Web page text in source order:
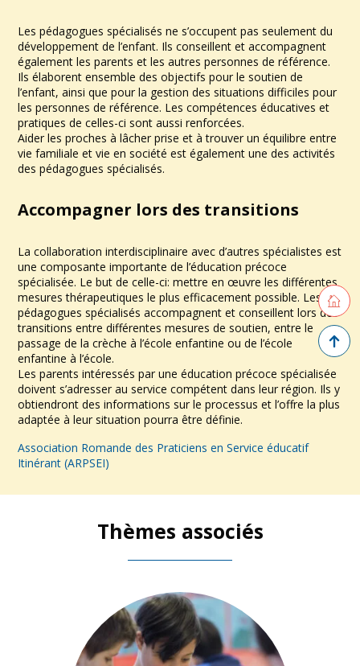
Les pédagogues spécialisés ne s’occupent pas seulement du
développement de l’enfant. Ils conseillent et accompagnent
également les parents et les autres personnes de référence.
Ils élaborent ensemble des objectifs pour le soutien de
l’enfant, ainsi que pour la gestion des situations difficiles pour
les personnes de référence. Les compétences éducatives et
pratiques de celles-ci sont aussi renforcées.
Aider les proches à lâcher prise et à trouver un équilibre entre
vie familiale et vie en société est également une des activités
des pédagogues spécialisés.
Accompagner lors des transitions
La collaboration interdisciplinaire avec d’autres spécialistes est
une composante importante de l’éducation précoce
spécialisée. Le but de celle-ci: mettre en œuvre les différentes
mesures thérapeutiques le plus efficacement possible. Les
pédagogues spécialisés accompagnent et conseillent lors des
transitions entre différentes mesures de soutien, entre le
passage de la crèche à l’école enfantine ou de l’école
enfantine à l’école.
Les parents intéressés par une éducation précoce spécialisée
doivent s’adresser au service compétent dans leur région. Ils y
obtiendront des informations sur le processus et l’offre la plus
adaptée à leur situation pourra être définie.
Association Romande des Praticiens en Service éducatif
Itinérant (ARPSEI)
Thèmes associés
Retour